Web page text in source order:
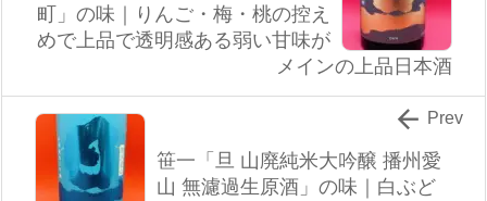
町」の味｜りんご・梅・桃の控え
めで上品で透明感ある弱い甘味が
メインの上品日本酒
笹一「旦 山廃純米大吟醸 播州愛
山 無濾過生原酒」の味｜白ぶど
 Prev